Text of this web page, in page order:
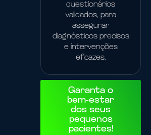
questionários
validados, para
assegurar
diagnósticos precisos
e intervenções
eficazes.
Garanta o
bem-estar
dos seus
pequenos
pacientes!